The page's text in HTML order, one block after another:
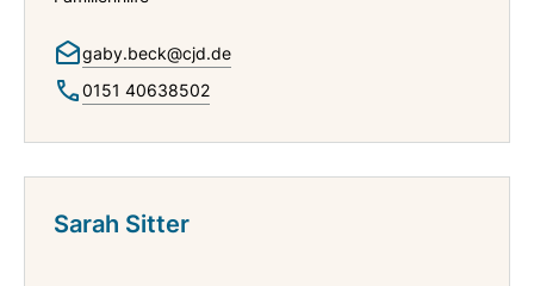
gaby.beck@cjd.de
0151 40638502
Sarah Sitter